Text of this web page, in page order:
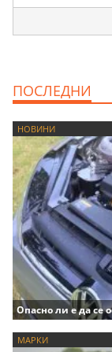
ПОСЛЕДНИ
НОВИНИ
Опасно ли е да се
МАРКИ